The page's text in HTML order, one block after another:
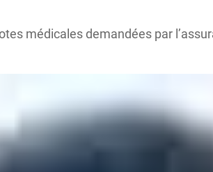
médicales demandées par